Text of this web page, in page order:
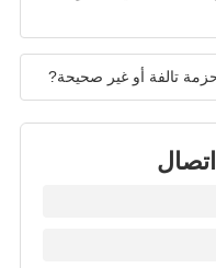
أو غير صحيحة?